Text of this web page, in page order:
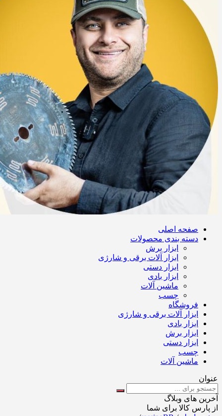
صفحه اصلی
دسته بندی محصولات
ابزار برش
ابزار آلات برقی و شارژی
ابزار دستی
ابزار بادی
ماشین آلات
چسب
فروشگاه
ابزار آلات برقی و شارژی
ابزار بادی
ابزار برش
ابزار دستی
چسب
ماشین آلات
عنوان
آخرین های وبلاگ
از پارس کالا برای شما